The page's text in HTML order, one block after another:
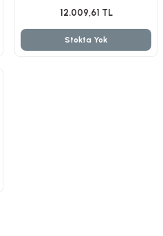
12.009,61 TL
Stokta Yok